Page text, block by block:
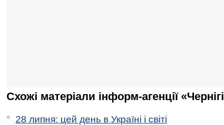
Схожі матеріали інформ-агенції
28 липня: цей день в Україні і світі